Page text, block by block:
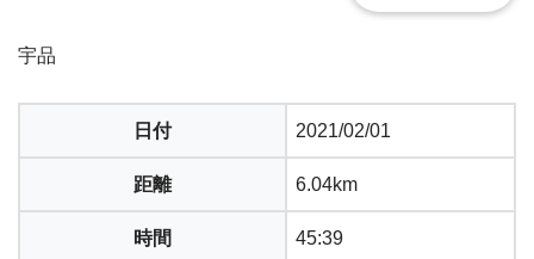
宇品
日付 2021/02/01
距離 6.04km
時間 45:39